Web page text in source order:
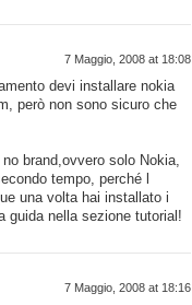
7 Maggio, 2008 at 18:08
devi installare nokia
però non sono sicuro che
brand,ovvero solo Nokia,
tempo, perché l
una volta hai installato i
guida nella sezione tutorial!
7 Maggio, 2008 at 18:16